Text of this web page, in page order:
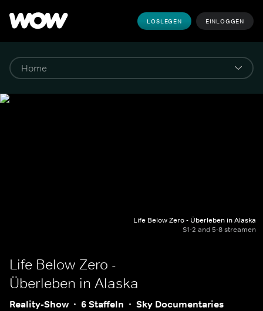
LOSLEGEN EINLOGGEN
Life Below Zero - Überleben in Alaska
S1-2 and 5-8 streamen
Life Below Zero -
Überleben in Alaska
Reality-Show 6 Staffeln Sky Documentaries